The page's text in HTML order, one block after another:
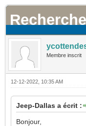
Membre inscrit
12-12-2022, 10:35 AM
Jeep-Dallas a écrit :
Bonjour,